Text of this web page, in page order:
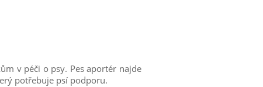
v péči o psy. Pes aportér najde
potřebuje psí podporu.